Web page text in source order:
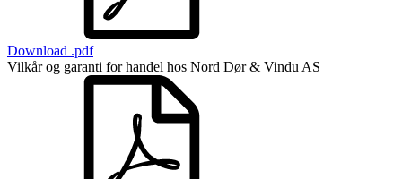
Download .pdf
Vilkår og garanti for handel hos Nord Dør & Vindu AS